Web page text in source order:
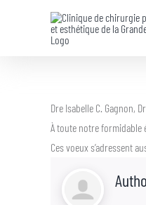
Dre Isabelle C. Gagnon,
À toute notre formidable
Ces voeux s’adressent